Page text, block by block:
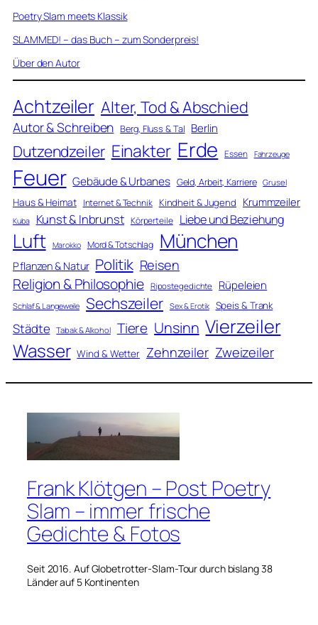
Poetry Slam meets Klassik
SLAMMED! – das Buch – zum Sonderpreis!
Über den Autor
Achtzeiler Alter, Tod & Abschied
Autor & Schreiben Berg, Fluss & Tal Berlin
Dutzendzeiler Einakter Erde Essen Fahrzeuge
Feuer Gebäude & Urbanes Geld, Arbeit, Karriere Grusel
Haus & Heimat Internet & Technik Kindheit & Jugend Krummzeiler
Kuba Kunst & Inbrunst Körperteile Liebe und Beziehung
Luft Marokko Mord & Totschlag München
Pflanzen & Natur Politik Reisen
Religion & Philosophie Ripostegedichte Rüpeleien
Schlaf & Langeweile Sechszeiler Sex & Erotik Speis & Trank
Städte Tabak & Alkohol Tiere Unsinn Vierzeiler
Wasser Wind & Wetter Zehnzeiler Zweizeiler
Frank Klötgen – Post Poetry
Slam – immer frische
Gedichte & Fotos
Seit 2016. Auf Globetrotter-Slam-Tour durch bislang 38
Länder auf 5 Kontinenten